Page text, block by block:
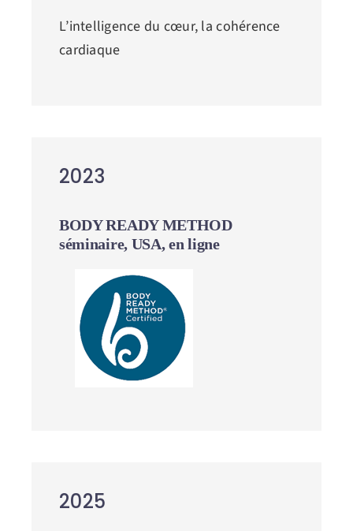
L’intelligence du cœur, la cohérence
cardiaque
2023
BODY READY METHOD
séminaire, USA, en ligne
2025